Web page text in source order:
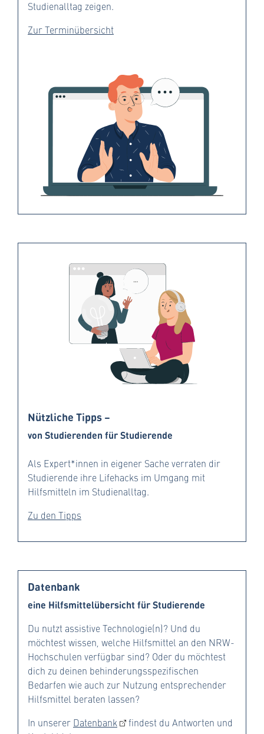
Studienalltag zeigen.
Zur Terminübersicht
Nützliche Tipps –
von Studierenden für Studierende
Als Expert*innen in eigener Sache verraten dir
Studierende ihre Lifehacks im Umgang mit
Hilfsmitteln im Studienalltag.
Zu den Tipps
Datenbank
eine Hilfsmittelübersicht für Studierende
Du nutzt assistive Technologie(n)? Und du
möchtest wissen, welche Hilfsmittel an den NRW-
Hochschulen verfügbar sind? Oder du möchtest
dich zu deinen behinderungsspezifischen
Bedarfen wie auch zur Nutzung entsprechender
Hilfsmittel beraten lassen?
In unserer Datenbank
findest du Antworten und